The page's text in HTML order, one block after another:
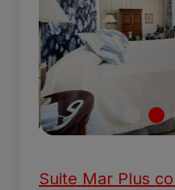
Suite Mar Plus